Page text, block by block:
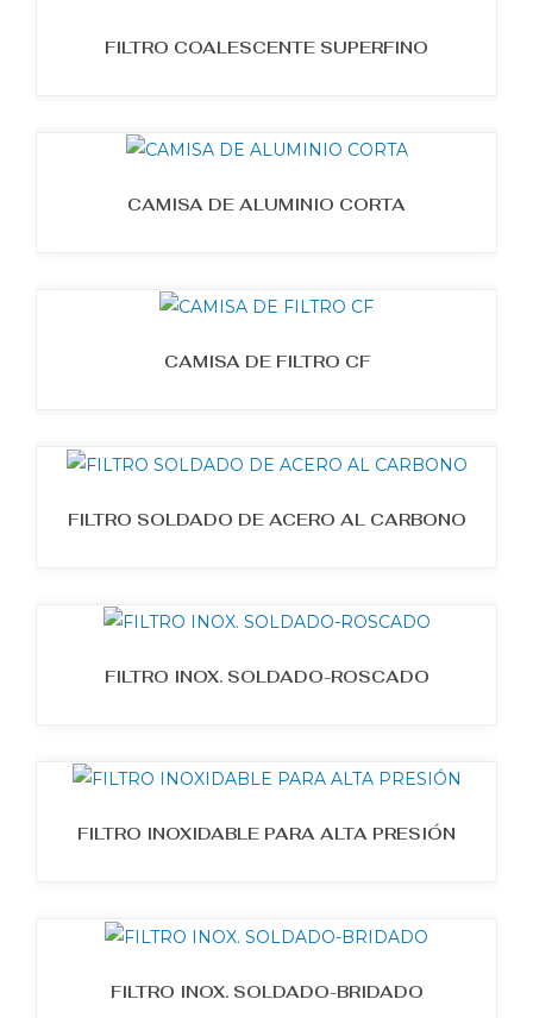
FILTRO COALESCENTE SUPERFINO
CAMISA DE ALUMINIO CORTA
CAMISA DE FILTRO CF
FILTRO SOLDADO DE ACERO AL CARBONO
FILTRO INOX. SOLDADO-ROSCADO
FILTRO INOXIDABLE PARA ALTA PRESIÓN
FILTRO INOX. SOLDADO-BRIDADO